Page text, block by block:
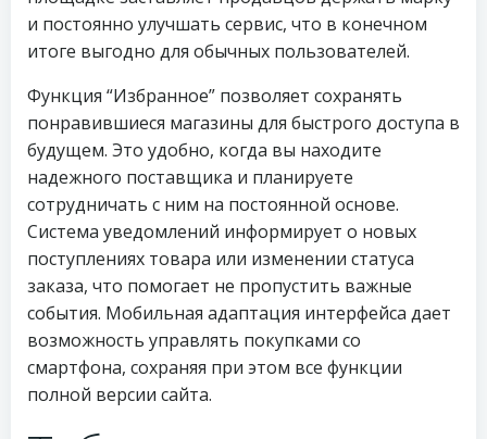
и постоянно улучшать сервис, что в конечном
итоге выгодно для обычных пользователей.
Функция “Избранное” позволяет сохранять
понравившиеся магазины для быстрого доступа в
будущем. Это удобно, когда вы находите
надежного поставщика и планируете
сотрудничать с ним на постоянной основе.
Система уведомлений информирует о новых
поступлениях товара или изменении статуса
заказа, что помогает не пропустить важные
события. Мобильная адаптация интерфейса дает
возможность управлять покупками со
смартфона, сохраняя при этом все функции
полной версии сайта.